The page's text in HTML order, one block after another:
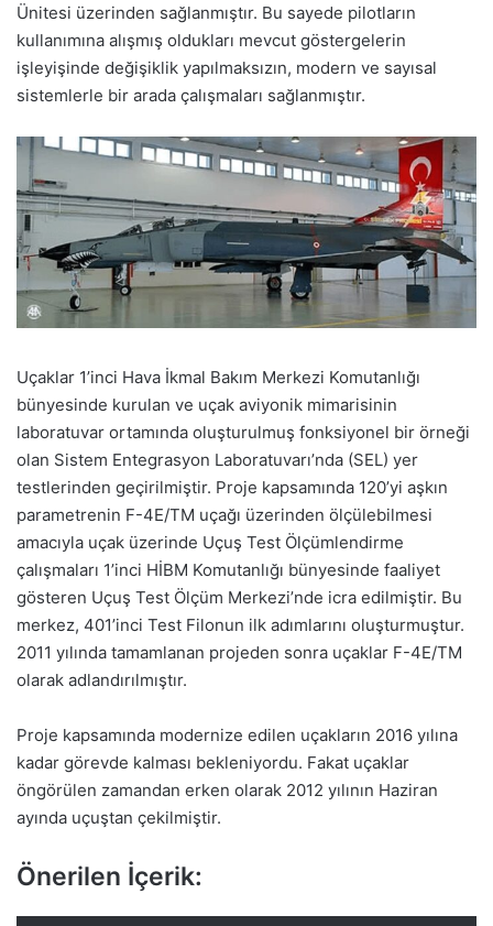
Ünitesi üzerinden sağlanmıştır. Bu sayede pilotların
kullanımına alışmış oldukları mevcut göstergelerin
işleyişinde değişiklik yapılmaksızın, modern ve sayısal
sistemlerle bir arada çalışmaları sağlanmıştır.
Uçaklar 1’inci Hava İkmal Bakım Merkezi Komutanlığı
bünyesinde kurulan ve uçak aviyonik mimarisinin
laboratuvar ortamında oluşturulmuş fonksiyonel bir örneği
olan Sistem Entegrasyon Laboratuvarı’nda (SEL) yer
testlerinden geçirilmiştir. Proje kapsamında 120’yi aşkın
parametrenin F-4E/TM uçağı üzerinden ölçülebilmesi
amacıyla uçak üzerinde Uçuş Test Ölçümlendirme
çalışmaları 1’inci HİBM Komutanlığı bünyesinde faaliyet
gösteren Uçuş Test Ölçüm Merkezi’nde icra edilmiştir. Bu
merkez, 401’inci Test Filonun ilk adımlarını oluşturmuştur.
2011 yılında tamamlanan projeden sonra uçaklar F-4E/TM
olarak adlandırılmıştır.
Proje kapsamında modernize edilen uçakların 2016 yılına
kadar görevde kalması bekleniyordu. Fakat uçaklar
öngörülen zamandan erken olarak 2012 yılının Haziran
ayında uçuştan çekilmiştir.
Önerilen İçerik: